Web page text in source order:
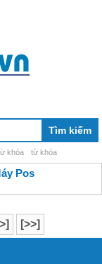
khóa từ khóa
Pos
[>>]